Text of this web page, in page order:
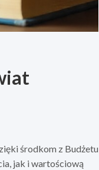
środkom z Budżetu
jak i wartościową